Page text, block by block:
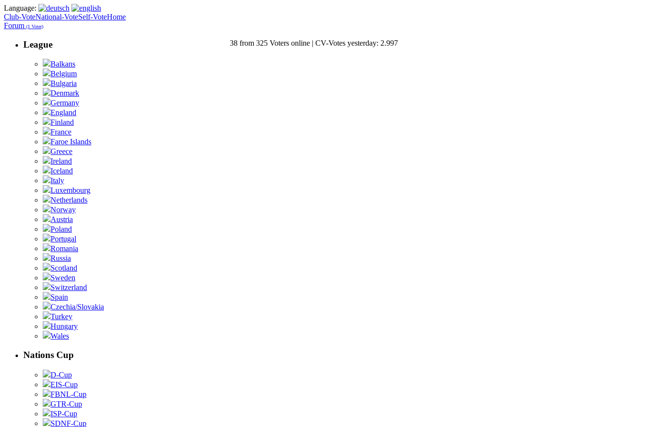
Language:
38 from 325 Voters online | CV-Votes yesterday: 2.997
Club-VoteNational-VoteSelf-VoteHome
Forum (1 Voter)
League
Balkans
Belgium
Bulgaria
Denmark
Germany
England
Finland
France
Faroe Islands
Greece
Ireland
Iceland
Italy
Luxembourg
Netherlands
Norway
Austria
Poland
Portugal
Romania
Russia
Scotland
Sweden
Switzerland
Spain
Czechia/Slovakia
Turkey
Hungary
Wales
Nations Cup
D-Cup
EIS-Cup
FBNL-Cup
GTR-Cup
ISP-Cup
SDNF-Cup